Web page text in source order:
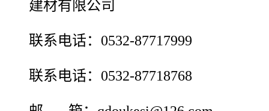
建材有限公司
联系电话：0532-87717999
联系电话：0532-87718768